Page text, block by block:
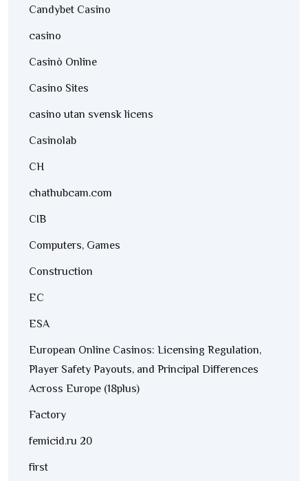
Candybet Casino
casino
Casinò Online
Casino Sites
casino utan svensk licens
Casinolab
CH
chathubcam.com
CIB
Computers, Games
Construction
EC
ESA
European Online Casinos: Licensing Regulation,
Player Safety Payouts, and Principal Differences
Across Europe (18plus)
Factory
femicid.ru 20
first